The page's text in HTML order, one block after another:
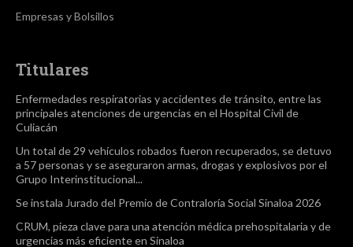
Empresas y Bolsillos
Titulares
Enfermedades respiratorias y accidentes de tránsito, entre las
principales atenciones de urgencias en el Hospital Civil de
Culiacán
Un total de 29 vehículos robados fueron recuperados, se detuvo
a 57 personas y se aseguraron armas, drogas y explosivos por el
Grupo Interinstitucional...
Se instala Jurado del Premio de Contraloría Social Sinaloa 2026
CRUM, pieza clave para una atención médica prehospitalaria y de
urgencias más eficiente en Sinaloa